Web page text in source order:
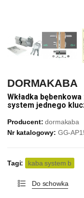
DORMAKABA
Wkładka bębenkowa
system jednego
Producent: dormakaba
Nr katalogowy: GG-
Tagi: kaba system b
Do schowka